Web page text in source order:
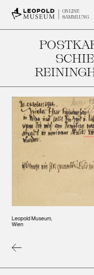
ONLINE
SAMMLUNG
Leopold Museum,
Wien